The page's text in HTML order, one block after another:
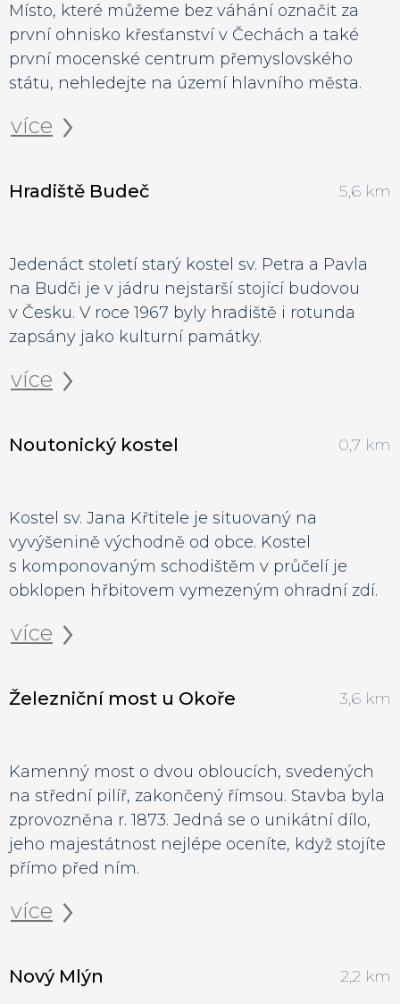
Místo, které můžeme bez váhání označit za
první ohnisko křesťanství v Čechách a také
první mocenské centrum přemyslovského
státu, nehledejte na území hlavního města.
více
Hradiště Budeč 5,6 km
Jedenáct století starý kostel sv. Petra a Pavla
na Budči je v jádru nejstarší stojící budovou
v Česku. V roce 1967 byly hradiště i rotunda
zapsány jako kulturní památky.
více
Noutonický kostel 0,7 km
Kostel sv. Jana Křtitele je situovaný na
vyvýšenině východně od obce. Kostel
s komponovaným schodištěm v průčelí je
obklopen hřbitovem vymezeným ohradní zdí.
více
Železniční most u Okoře 3,6 km
Kamenný most o dvou obloucích, svedených
na střední pilíř, zakončený římsou. Stavba byla
zprovozněna r. 1873. Jedná se o unikátní dílo,
jeho majestátnost nejlépe oceníte, když stojíte
přímo před ním.
více
Nový Mlýn 2,2 km